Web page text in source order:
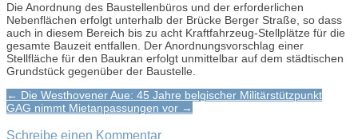
Die Anordnung des Baustellenbüros und der erforderlichen
Nebenflächen erfolgt unterhalb der Brücke Berger Straße, so dass
auch in diesem Bereich bis zu acht Kraftfahrzeug-Stellplätze für die
gesamte Bauzeit entfallen. Der Anordnungsvorschlag einer
Stellfläche für den Baukran erfolgt unmittelbar auf dem städtischen
Grundstück gegenüber der Baustelle.
Post
navigation
← Die Westhovener Aue: 45 Jahre belgischer Militärstützpunkt
GAG nimmt Mietanpassungen vor →
Schreibe einen Kommentar